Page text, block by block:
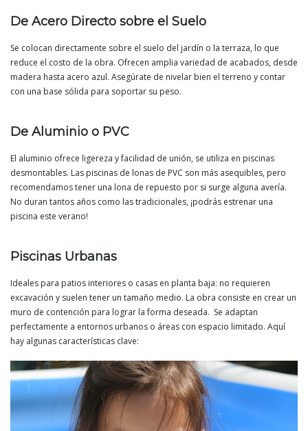
De Acero Directo sobre el Suelo
Se colocan directamente sobre el suelo del jardín o la terraza, lo que
reduce el costo de la obra. Ofrecen amplia variedad de acabados, desde
madera hasta acero azul. Asegúrate de nivelar bien el terreno y contar
con una base sólida para soportar su peso.
De Aluminio o PVC
El aluminio ofrece ligereza y facilidad de unión, se utiliza en piscinas
desmontables. Las piscinas de lonas de PVC son más asequibles, pero
recomendamos tener una lona de repuesto por si surge alguna avería.
No duran tantos años como las tradicionales, ¡podrás estrenar una
piscina este verano!
Piscinas Urbanas
Ideales para patios interiores o casas en planta baja: no requieren
excavación y suelen tener un tamaño medio. La obra consiste en crear un
muro de contención para lograr la forma deseada. Se adaptan
perfectamente a entornos urbanos o áreas con espacio limitado. Aquí
hay algunas características clave: